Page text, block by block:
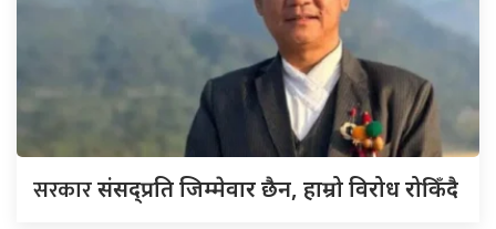
सरकारसंसद्‍प्रति जिम्मेवार छैन, हाम्रो विरोध रोकिँदै